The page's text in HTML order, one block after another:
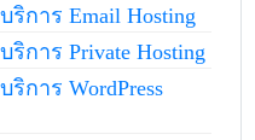
การ Email Hosting
การ Private Hosting
การ WordPress